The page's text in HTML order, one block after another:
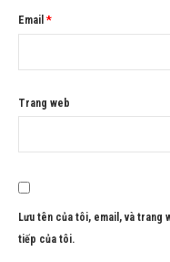
Email *
Trang web
Lưu tên của tôi, email, và trang
tiếp của tôi.